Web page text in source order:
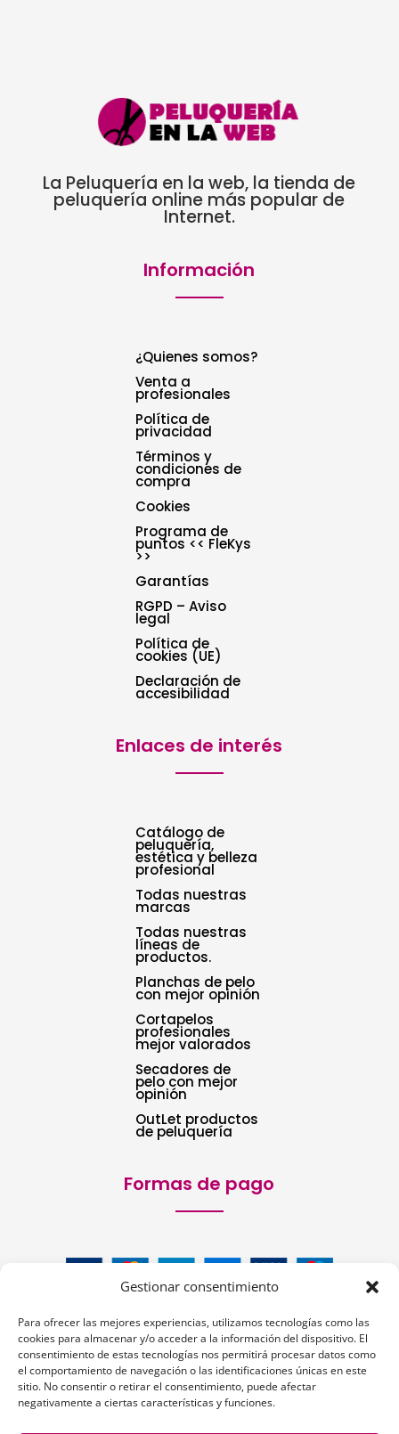
Gestionar consentimiento
Para ofrecer las mejores experiencias, utilizamos tecnologías como las
cookies para almacenar y/o acceder a la información del dispositivo. El
consentimiento de estas tecnologías nos permitirá procesar datos como
el comportamiento de navegación o las identificaciones únicas en este
sitio. No consentir o retirar el consentimiento, puede afectar
negativamente a ciertas características y funciones.
La Peluquería en la web, la tienda de
peluquería online más popular de
Internet.
Información
¿Quienes somos?
Venta a
profesionales
Política de
privacidad
Términos y
condiciones de
compra
Cookies
Programa de
puntos << FleKys
>>
Garantías
RGPD – Aviso
legal
Política de
cookies (UE)
Declaración de
accesibilidad
Enlaces de interés
Catálogo de
peluquería,
estética y belleza
profesional
Todas nuestras
marcas
Todas nuestras
líneas de
productos.
Planchas de pelo
con mejor opinión
Cortapelos
profesionales
mejor valorados
Secadores de
pelo con mejor
opinión
OutLet productos
de peluquería
Formas de pago
Siguenos: